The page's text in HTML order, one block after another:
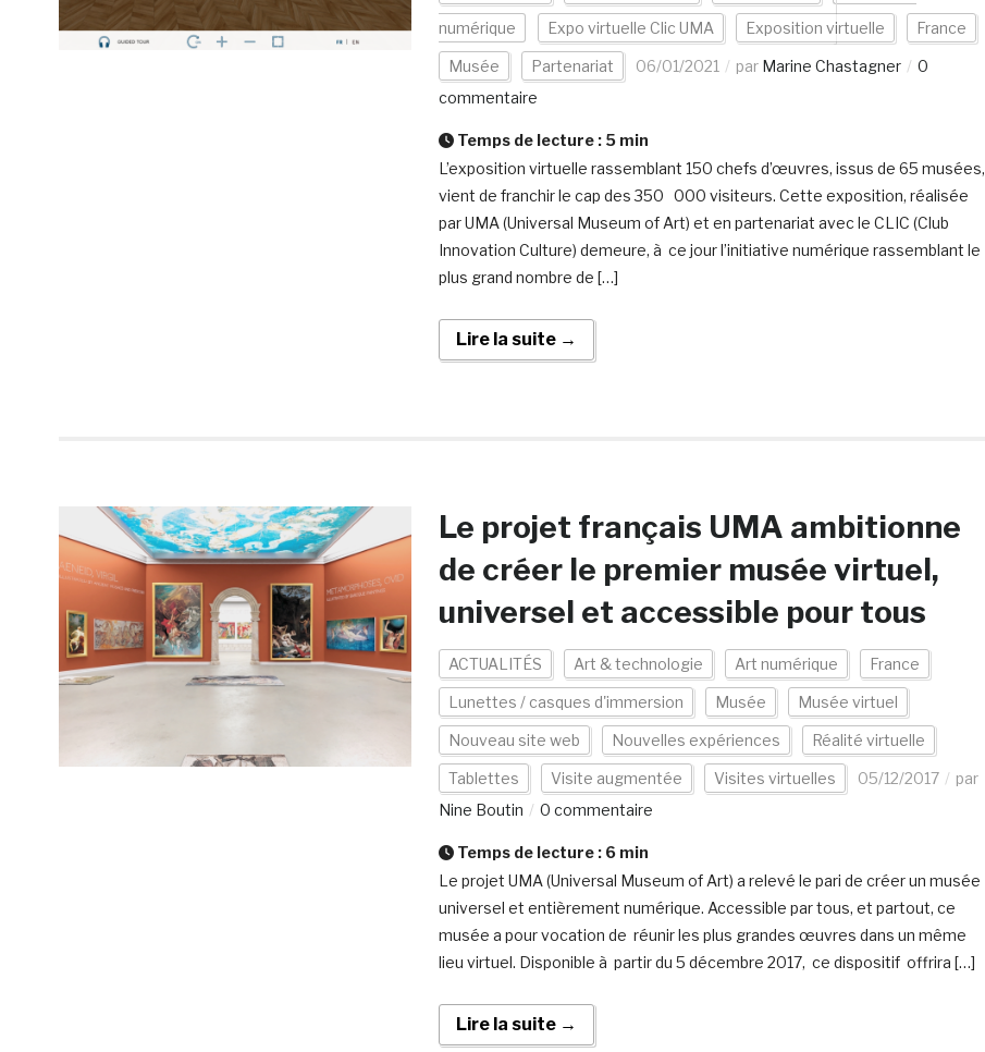
numérique Expo virtuelle Clic UMA Exposition virtuelle France
Musée Partenariat 06/01/2021 par Marine Chastagner
0
commentaire
Temps de lecture : 5 min
L’exposition virtuelle rassemblant 150 chefs d’œuvres, issus de 65 musées,
vient de franchir le cap des 350 000 visiteurs. Cette exposition, réalisée
par UMA (Universal Museum of Art) et en partenariat avec le CLIC (Club
Innovation Culture) demeure, à ce jour l’initiative numérique rassemblant le
plus grand nombre de […]
Lire la suite →
Le projet français UMA ambitionne
de créer le premier musée virtuel,
universel et accessible pour tous
ACTUALITÉS Art & technologie Art numérique France
Lunettes / casques d'immersion Musée Musée virtuel
Nouveau site web Nouvelles expériences Réalité virtuelle
Tablettes Visite augmentée Visites virtuelles 05/12/2017
par
Nine Boutin
0 commentaire
Temps de lecture : 6 min
Le projet UMA (Universal Museum of Art) a relevé le pari de créer un musée
universel et entièrement numérique. Accessible par tous, et partout, ce
musée a pour vocation de réunir les plus grandes œuvres dans un même
lieu virtuel. Disponible à partir du 5 décembre 2017, ce dispositif offrira […]
Lire la suite →